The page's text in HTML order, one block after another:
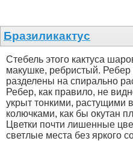
Бразиликактус
Стебель этого кактуса
макушке, ребристый. Ребер
разделены на спирально
Ребер, как правило, не
укрыт тонкими, растущими
колючками, как бы окутан
Цветки почти лишенные
светлые места без яркого